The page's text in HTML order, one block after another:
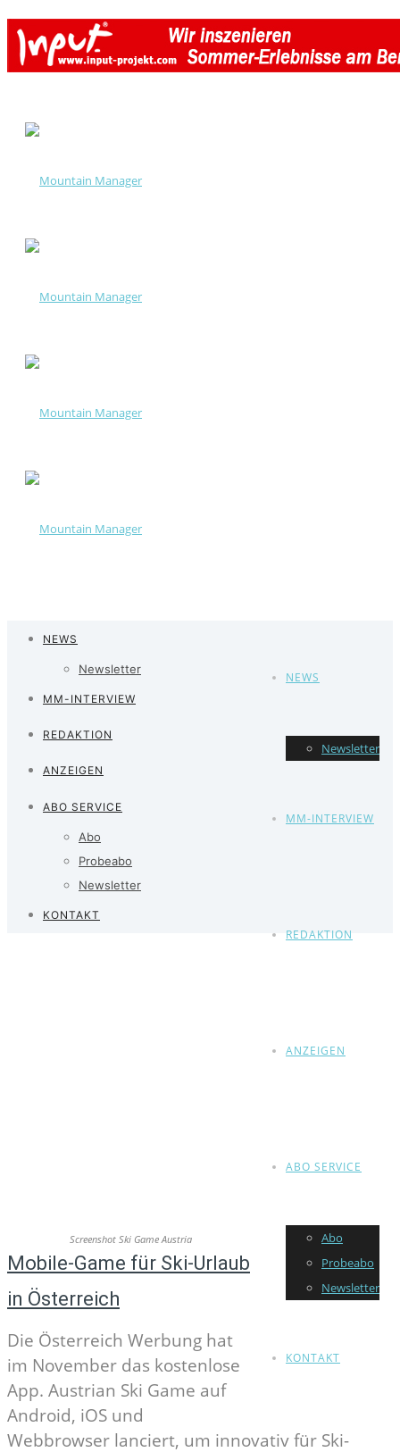
NEWS
Newsletter
MM-INTERVIEW
REDAKTION
ANZEIGEN
ABO SERVICE
Abo
Probeabo
Newsletter
KONTAKT
NEWS
Newsletter
MM-INTERVIEW
REDAKTION
ANZEIGEN
ABO SERVICE
Abo
Probeabo
Newsletter
KONTAKT
Screenshot Ski Game Austria
Mobile-Game für Ski-Urlaub
in Österreich
Die Österreich Werbung hat
im November das kostenlose
App. Austrian Ski Game auf
Android, iOS und
Webbrowser lanciert, um innovativ für Ski-